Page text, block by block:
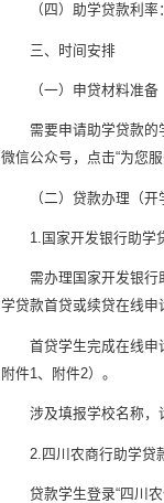
（四）助学贷款利
三、时间安排
（一）申贷材料准备
需要申请助学贷款的
微信公众号，点击“为您服
（二）贷款办理（开
1.国家开发银行助学
需办理国家开发银行
学贷款首贷或续贷在线申
首贷学生完成在线申
附件1、附件2）。
涉及填报学校名称，
2.四川农商行助学贷
贷款学生登录“四川